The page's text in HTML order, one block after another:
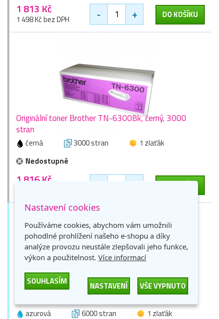
1 813 Kč
1 498 Kč bez DPH - + DO KOŠÍKU
Originální toner Brother TN-6300Bk, černý, 3000
stran
černá 3000 stran
1 zlaťák
Nedostupné
1 816 Kč DO KOŠÍKU
Originální toner Brother TN-328C, azurový, 6000
azurová 6000 stran 1 zlaťák
Nastavení cookies
Používáme cookies, abychom vám umožnili
pohodlné prohlížení našeho e-shopu a díky
analýze provozu neustále zlepšovali jeho funkce,
výkon a použitelnost. Více informací
SOUHLASÍM NASTAVENÍ VŠE VYPNUTO